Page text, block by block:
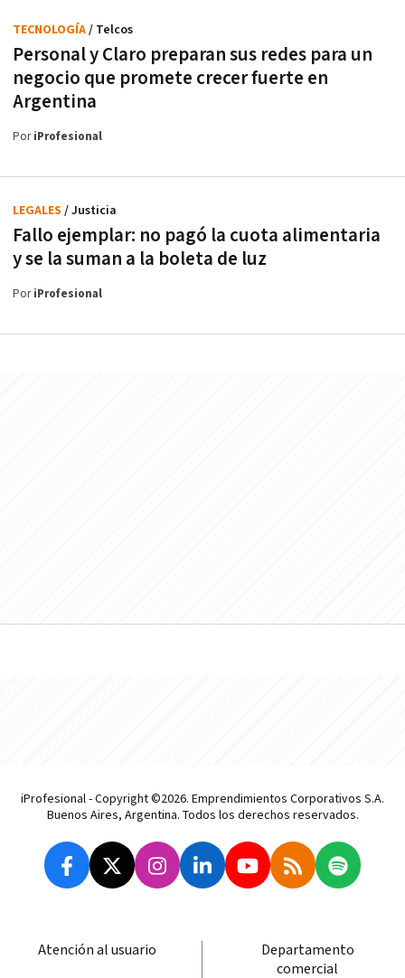
Personal y Claro preparan sus redes para un
negocio que promete crecer fuerte en
Argentina
TECNOLOGÍA/ Telcos
PoriProfesional
Fallo ejemplar: no pagó la cuota alimentaria
y se la suman a la boleta de luz
LEGALES / Justicia
PoriProfesional
iProfesional - Copyright ©2026. Emprendimientos Corporativos S.A.
Buenos Aires, Argentina. Todos los derechos reservados.
Atención al usuario
Departamento
comercial